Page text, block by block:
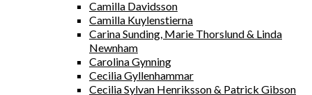
Camilla Davidsson
Camilla Kuylenstierna
Carina Sunding, Marie Thorslund & Linda
Newnham
Carolina Gynning
Cecilia Gyllenhammar
Cecilia Sylvan Henriksson & Patrick Gibson